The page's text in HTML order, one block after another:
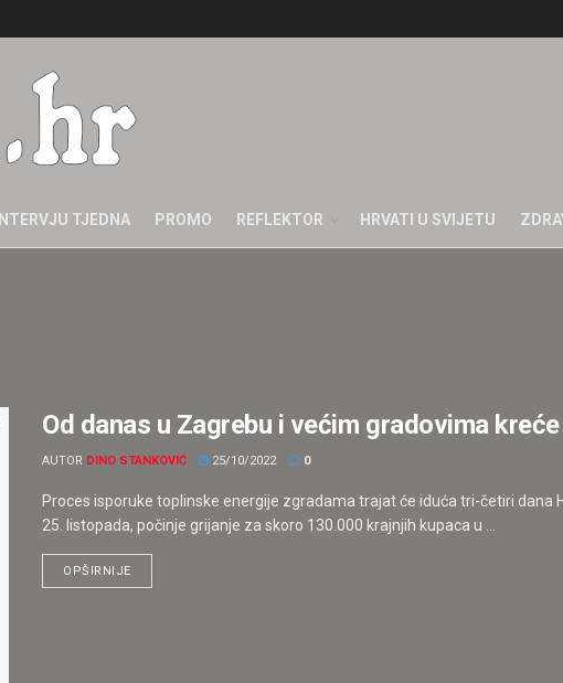
INTERVJU TJEDNA PROMO REFLEKTOR HRVATI U SVIJETU
Od danas u Zagrebu i većim gradovima
AUTOR DINO STANKOVIĆ 25/10/2022 0
Proces isporuke toplinske energije zgradama trajat će iduća tri-četiri dana
25. listopada, počinje grijanje za skoro 130.000 krajnjih kupaca u ...
OPŠIRNIJE